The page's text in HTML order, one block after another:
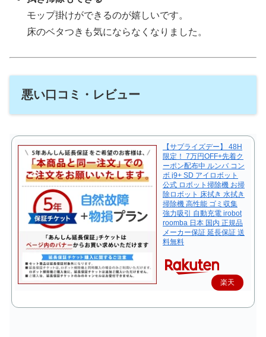
モップ掛けができるのが嬉しいです。
床のベタつきも気にならなくなりました。
悪い口コミ・レビュー
【サプライズデー】 48H
限定！ 7万円OFF+先着ク
ーポン配布中 ルンバ コン
ボ j9+ SD アイロボット
公式 ロボット掃除機 お掃
除ロボット 床拭き 水拭き
掃除機 高性能 ゴミ収集
強力吸引 自動充電 irobot
roomba 日本 国内 正規品
メーカー保証 延長保証 送
料無料
楽天